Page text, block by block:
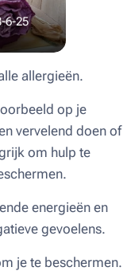
6-25
allergieën.
op je
vervelend doen of
om hulp te
energieën en
gevoelens.
je te beschermen.